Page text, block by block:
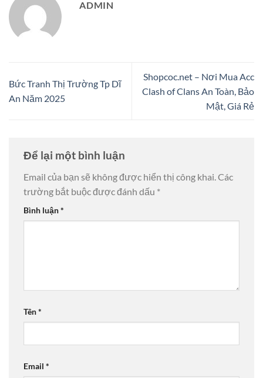
ADMIN
Bức Tranh Thị Trường Tp Dĩ
An Năm 2025
Shopcoc.net – Nơi Mua Acc
Clash of Clans An Toàn, Bảo
Mật, Giá Rẻ
Để lại một bình luận
Email của bạn sẽ không được hiển thị công khai.Các
trường bắt buộc được đánh dấu *
Bình luận*
Tên*
Email *